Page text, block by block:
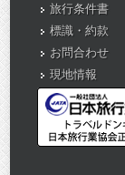
旅行条件書
標識・約款
お問合わせ
現地情報